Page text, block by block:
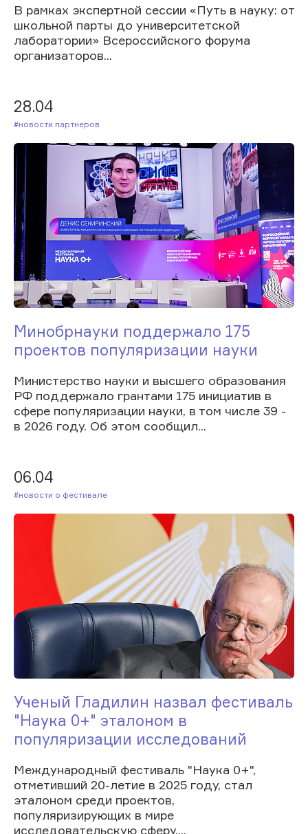
В рамках экспертной сессии «Путь в науку: от
школьной парты до университетской
лаборатории» Всероссийского форума
организаторов...
28.04
#Новости партнеров
Минобрнауки поддержало 175
проектов популяризации науки
Министерство науки и высшего образования
РФ поддержало грантами 175 инициатив в
сфере популяризации науки, в том числе 39 -
в 2026 году. Об этом сообщил...
06.04
#Новости о фестивале
Ученый Гладилин назвал фестиваль
"Наука 0+" эталоном в
популяризации исследований
Международный фестиваль "Наука 0+",
отметивший 20-летие в 2025 году, стал
эталоном среди проектов,
популяризирующих в мире
исследовательскую сферу....